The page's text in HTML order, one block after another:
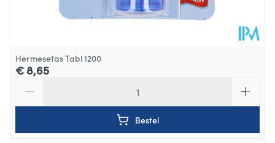
Hermesetas Tabl 1200
€ 8,65
Bestel